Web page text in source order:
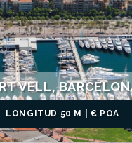
VELL,
LONGITUD 50 M | € POA